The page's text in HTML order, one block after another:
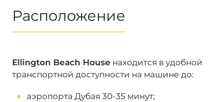
Расположение
Ellington Beach House находится в удобной
транспортной доступности на машине до:
аэропорта Дубая 30-35 минут;